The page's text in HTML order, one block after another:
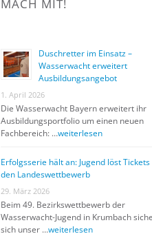
MACH MIT!
Duschretter im Einsatz –
Wasserwacht erweitert
Ausbildungsangebot
1. April 2026
Die Wasserwacht Bayern erweitert ihr
Ausbildungsportfolio um einen neuen
Fachbereich: …weiterlesen
Erfolgsserie hält an: Jugend löst
den Landeswettbewerb
29. März 2026
Beim 49. Bezirkswettbewerb der
Wasserwacht-Jugend in Krumbach
sich unser …weiterlesen